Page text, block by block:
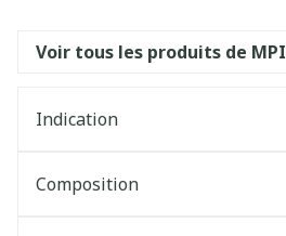
Voir tous les produits de MPI
Indication
Composition